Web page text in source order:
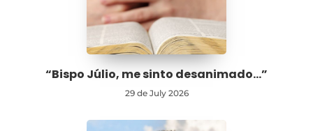
“Bispo Júlio, me sinto desanimado…”
29 de July 2026